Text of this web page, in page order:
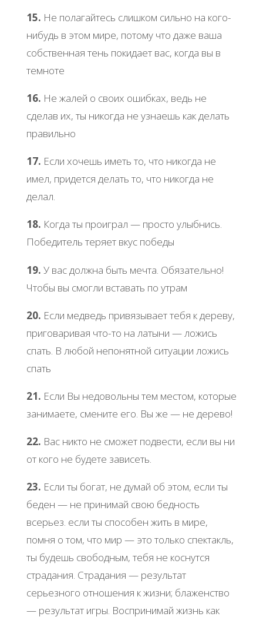
15. Не полагайтесь слишком сильно на кого-
нибудь в этом мире, потому что даже ваша
собственная тень покидает вас, когда вы в
темноте
16. Не жалей о своих ошибках, ведь не
сделав их, ты никогда не узнаешь как делать
правильно
17. Если хочешь иметь то, что никогда не
имел, придется делать то, что никогда не
делал.
18. Когда ты проиграл — просто улыбнись.
Победитель теряет вкус победы
19. У вас должна быть мечта. Обязательно!
Чтобы вы смогли вставать по утрам
20. Если медведь привязывает тебя к дереву,
приговаривая что-то на латыни — ложись
спать. В любой непонятной ситуации ложись
спать
21. Если Вы недовольны тем местом, которые
занимаете, смените его. Вы же — не дерево!
22. Вас никто не сможет подвести, если вы ни
от кого не будете зависеть.
23. Если ты богат, не думай об этом, если ты
беден — не принимай свою бедность
всерьез. если ты способен жить в мире,
помня о том, что мир — это только спектакль,
ты будешь свободным, тебя не коснутся
страдания. Страдания — результат
серьезного отношения к жизни; блаженство
— результат игры. Воспринимай жизнь как